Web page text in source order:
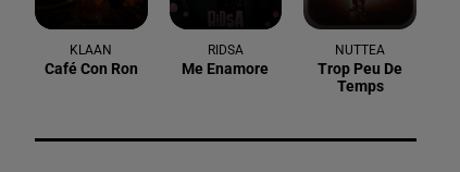
KLAAN
Café Con Ron
RIDSA
Me Enamore
NUTTEA
Trop Peu De
Temps